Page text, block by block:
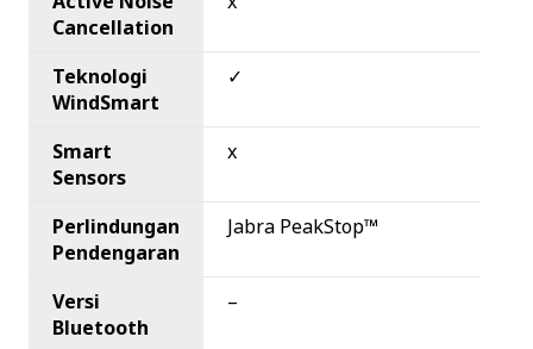
Cancellation
Teknologi
WindSmart
✓
Smart
Sensors
x
Perlindungan
Pendengaran
Jabra PeakStop™
Versi
Bluetooth
–